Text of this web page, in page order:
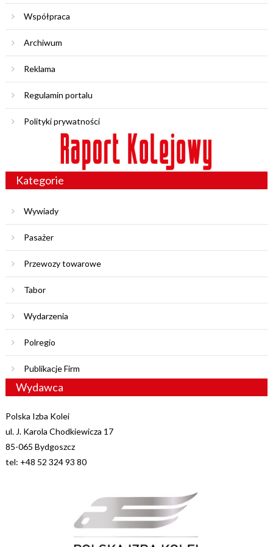
Współpraca
Archiwum
Reklama
Regulamin portalu
Polityki prywatności
Kategorie
Wywiady
Pasażer
Przewozy towarowe
Tabor
Wydarzenia
Polregio
Publikacje Firm
Wydawca
Polska Izba Kolei
ul. J. Karola Chodkiewicza 17
85-065 Bydgoszcz
tel: +48 52 324 93 80